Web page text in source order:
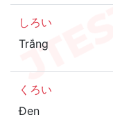
しろい
Trắng
くろい
Đen